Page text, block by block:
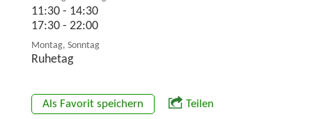
11:30 - 14:30
17:30 - 22:00
Montag, Sonntag
Ruhetag
Als Favorit speichern Teilen